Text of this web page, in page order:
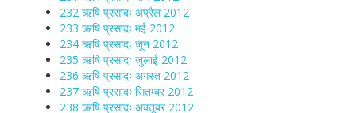
232 ऋषि प्रसादः अप्रैल 2012
233 ऋषि प्रसादः मई 2012
234 ऋषि प्रसादः जून 2012
235 ऋषि प्रसादः जुलाई 2012
236 ऋषि प्रसादः अगस्त 2012
237 ऋषि प्रसादः सितम्बर 2012
238 ऋषि प्रसादः अक्तूबर 2012